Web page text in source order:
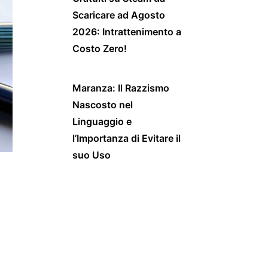
Scaricare ad Agosto
2026: Intrattenimento a
Costo Zero!
Maranza: Il Razzismo
Nascosto nel
Linguaggio e
l’Importanza di Evitare il
suo Uso